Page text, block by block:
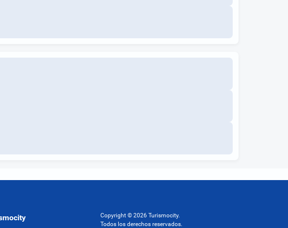
Copyright © 2026 Turismocity.
Todos los derechos reservados.